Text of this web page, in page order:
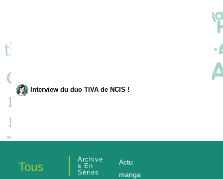
Interview du duo TIVA de NCIS !
Tous
Archive
S En
Séries
Actu
manga